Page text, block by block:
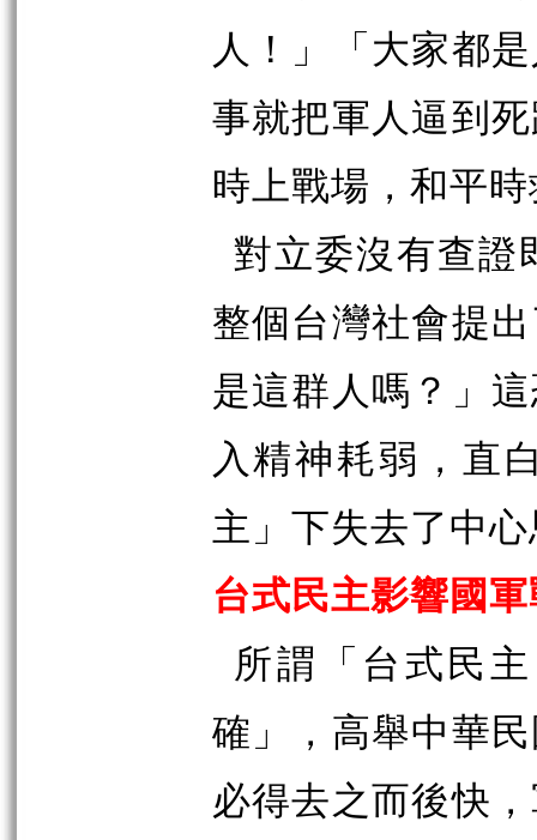
人！」「大家都
事就把軍人逼到
時上戰場，和平
對立委沒有查證
整個台灣社會提
是這群人嗎？」
入精神耗弱，直
主」下失去了中
台式民主影響國
所謂「台式民
確」，高舉中華
必得去之而後快